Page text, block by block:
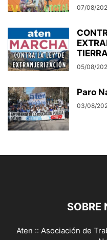
07/08/
05/08/
Paro
03/08/
SOBRE
Aten :: Asociación de